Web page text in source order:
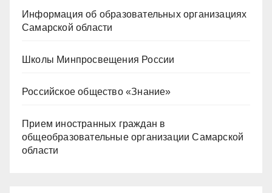
Информация об образовательных организациях
Самарской области
Школы Минпросвещения России
Российское общество «Знание»
Прием иностранных граждан в
общеобразовательные организации Самарской
области